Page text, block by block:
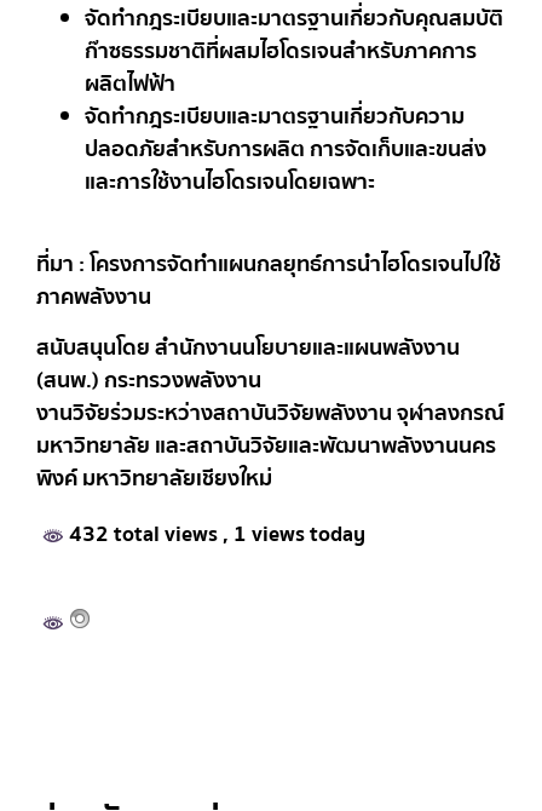
จัดทำกฎระเบียบและมาตรฐานเกี่ยวกับคุณสมบัติ
ก๊าซธรรมชาติที่ผสมไฮโดรเจนสำหรับภาคการ
ผลิตไฟฟ้า
จัดทำกฎระเบียบและมาตรฐานเกี่ยวกับความ
ปลอดภัยสำหรับการผลิต การจัดเก็บและขนส่ง
และการใช้งานไฮโดรเจนโดยเฉพาะ
ที่มา : โครงการจัดทำแผนกลยุทธ์การนำไฮโดรเจนไปใช้
ภาคพลังงาน
สนับสนุนโดย สำนักงานนโยบายและแผนพลังงาน
(สนพ.) กระทรวงพลังงาน
งานวิจัยร่วมระหว่างสถาบันวิจัยพลังงาน จุฬาลงกรณ์
มหาวิทยาลัย และสถาบันวิจัยและพัฒนาพลังงานนคร
พิงค์ มหาวิทยาลัยเชียงใหม่
432 total views, 1 views today